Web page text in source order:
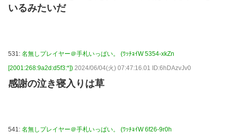
いるみたいだ
531: 名無しプレイヤー＠手札いっぱい。 (ﾜｯﾁｮｲW 5354-xkZn
[2001:268:9a2d:d5f3:*]) 2024/06/04(火) 07:47:16.01 ID:6hDAzvJv0
感謝の泣き寝入りは草
541: 名無しプレイヤー＠手札いっぱい。 (ﾜｯﾁｮｲW 6f26-9r0h